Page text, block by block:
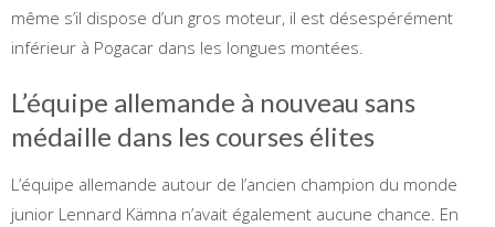
même s’il dispose d’un gros moteur, il est désespérément
inférieur à Pogacar dans les longues montées.
L’équipe allemande à nouveau sans
médaille dans les courses élites
L’équipe allemande autour de l’ancien champion du monde
junior Lennard Kämna n’avait également aucune chance. En